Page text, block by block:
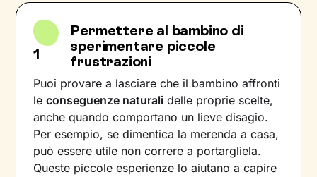
1
Permettere al bambino di
sperimentare piccole
frustrazioni
Puoi provare a lasciare che il bambino affronti
leconseguenze naturali delle proprie scelte,
anche quando comportano un lieve disagio.
Per esempio, se dimentica la merenda a casa,
può essere utile non correre a portargliela.
Queste piccole esperienze lo aiutano a capire